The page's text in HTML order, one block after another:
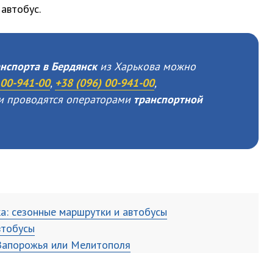
в Бердянскиз Харькова можно
941-00, +38 (096) 00-941-00,
проводятся операторами транспортной
сезонные маршрутки и автобусы
или Мелитополя